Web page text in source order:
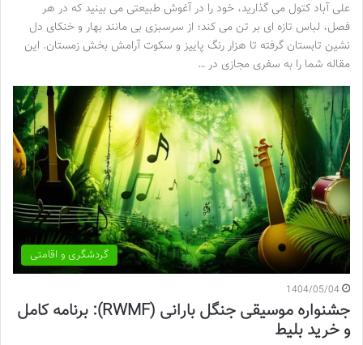
علی آباد کتول می گذارید، خود را در آغوش طبیعتی می بینید که در هر
فصل، لباس تازه ای بر تن می کند؛ از سرسبزی بی مانند بهار و خنکای دل
نشین تابستان گرفته تا هزار رنگ پاییز و سکوت آرامش بخش زمستان. این
مقاله شما را به سفری مجازی در …
گردشگری و اقامتی
1404/05/04
جشنواره موسیقی جنگل بارانی (RWMF): برنامه کامل
و خرید بلیط